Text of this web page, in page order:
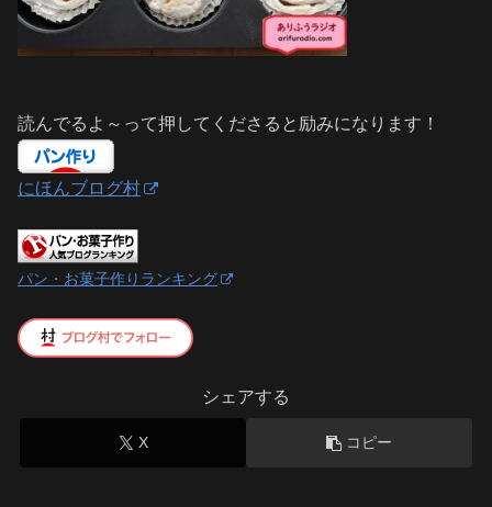
読んでるよ～って押してくださると励みになります！
にほんブログ村
パン・お菓子作りランキング
シェアする
X コピー